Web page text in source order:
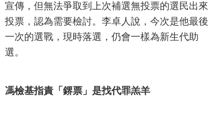
宣傳，但無法爭取到上次補選無投票的選民出來
投票，認為需要檢討。李卓人說，今次是他最後
一次的選戰，現時落選，仍會一樣為新生代助
選。
馮檢基指責「鎅票」是找代罪羔羊